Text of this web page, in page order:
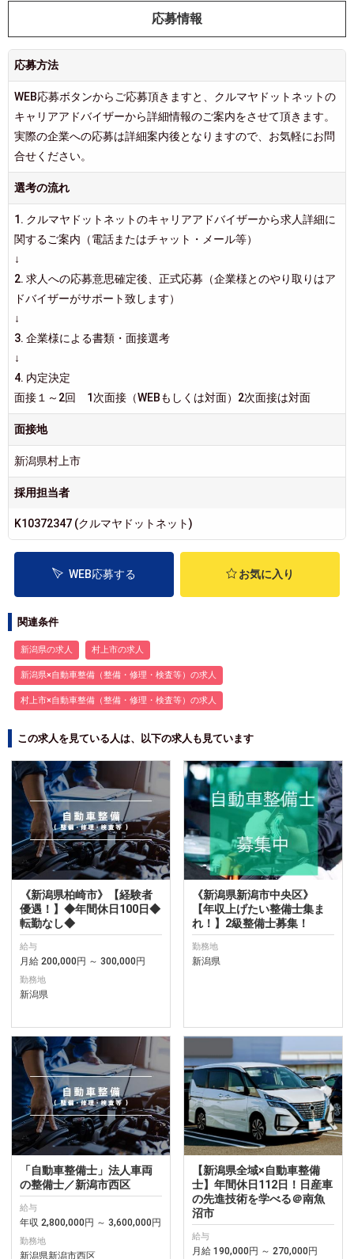
応募情報
応募方法
WEB応募ボタンからご応募頂きますと、クルマヤドットネットの
キャリアアドバイザーから詳細情報のご案内をさせて頂きます。
実際の企業への応募は詳細案内後となりますので、お気軽にお問
合せください。
選考の流れ
1. クルマヤドットネットのキャリアアドバイザーから求人詳細に
関するご案内（電話またはチャット・メール等）
↓
2. 求人への応募意思確定後、正式応募（企業様とのやり取りはア
ドバイザーがサポート致します）
↓
3. 企業様による書類・面接選考
↓
4. 内定決定
面接１～2回 1次面接（WEBもしくは対面）2次面接は対面
面接地
新潟県村上市
採用担当者
K10372347 (クルマヤドットネット)
WEB応募する お気に入り
関連条件
新潟県の求人 村上市の求人
新潟県×自動車整備（整備・修理・検査等）の求人
村上市×自動車整備（整備・修理・検査等）の求人
この求人を見ている人は、以下の求人も見ています
《新潟県柏崎市》【経験者
優遇！】◆年間休日100日◆
転勤なし◆
給与
月給 200,000円 ～ 300,000円
勤務地
新潟県
《新潟県新潟市中央区》
【年収上げたい整備士集ま
れ！】2級整備士募集！
勤務地
新潟県
「自動車整備士」法人車両
の整備士／新潟市西区
給与
年収 2,800,000円 ～ 3,600,000円
勤務地
新潟県新潟市西区
【新潟県全域×自動車整備
士】年間休日112日！日産車
の先進技術を学べる＠南魚
沼市
給与
月給 190,000円 ～ 270,000円